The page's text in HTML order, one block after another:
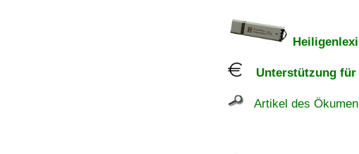
Unterstützung für
Artikel des